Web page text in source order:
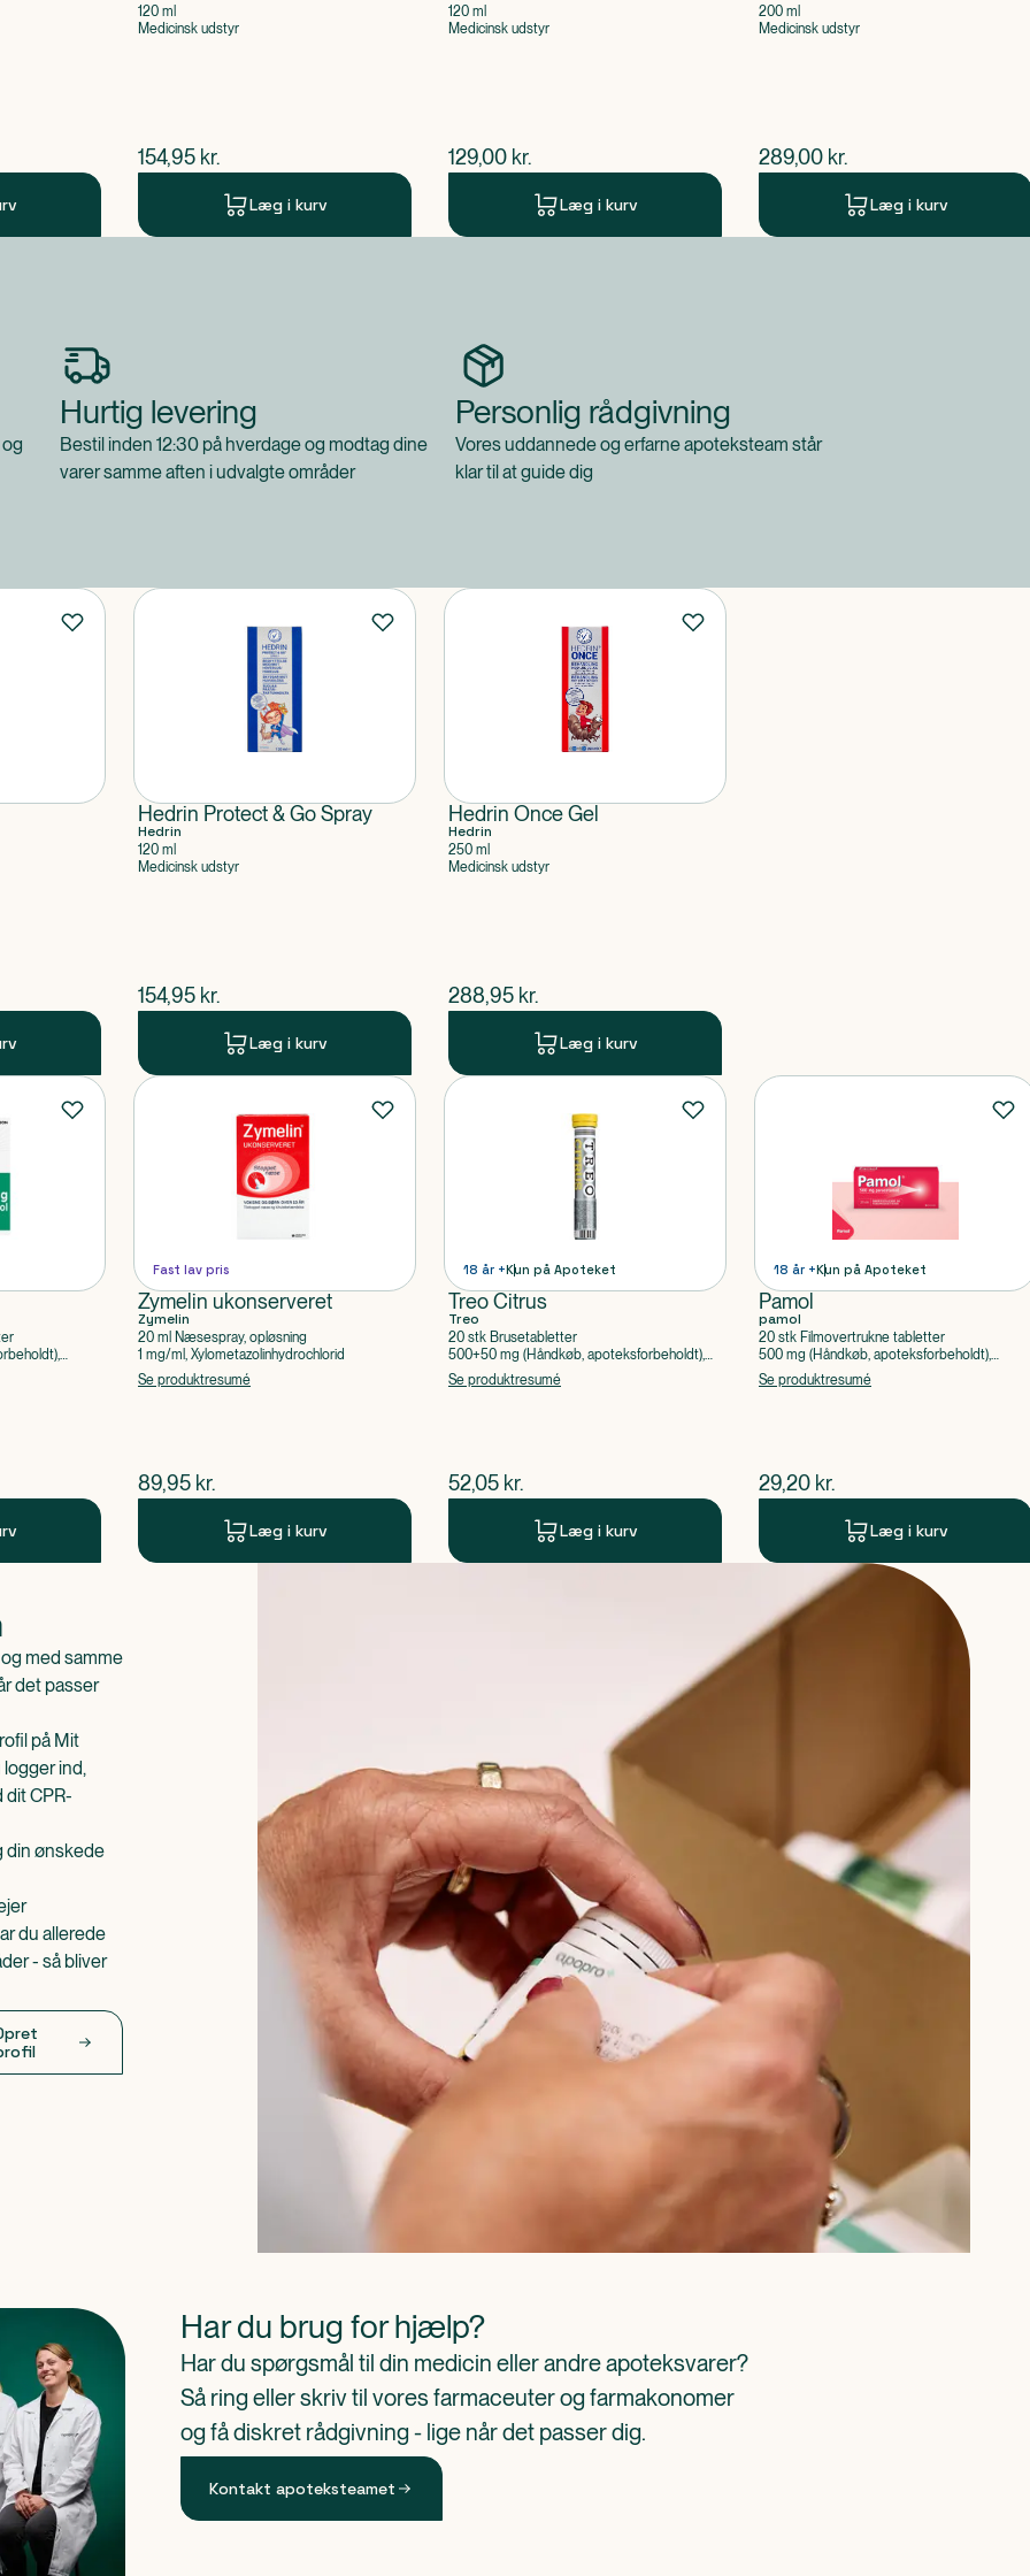
120 ml
Medicinsk udstyr
$nuværende pris
154,95 kr.
Læg i kurv
120 ml
Medicinsk udstyr
$nuværende pris
129,00 kr.
Læg i kurv
200 ml
Medicinsk udstyr
$nuværende pris
289,00 kr.
Læg i kurv
Hurtig levering
Bestil inden 12:30 på hverdage og modtag dine
varer samme aften i udvalgte områder
Personlig rådgivning
Vores uddannede og erfarne apoteksteam står
klar til at guide dig
Hedrin Protect & Go Spray
Hedrin
120 ml
Medicinsk udstyr
$nuværende pris
154,95 kr.
Læg i kurv
Hedrin Once Gel
Hedrin
250 ml
Medicinsk udstyr
$nuværende pris
288,95 kr.
Læg i kurv
Fast lav pris
Zymelin ukonserveret
Zymelin
20 ml Næsespray, opløsning
1 mg/ml, Xylometazolinhydrochlorid
Se produktresumé
$nuværende pris
89,95 kr.
Læg i kurv
18 år +Kun på Apoteket
Treo Citrus
Treo
20 stk Brusetabletter
500+50 mg (Håndkøb, apoteksforbeholdt),
Acetylsalicylsyre, Caffein
Se produktresumé
$nuværende pris
52,05 kr.
Læg i kurv
18 år +Kun på Apoteket
Pamol
pamol
20 stk Filmovertrukne tabletter
500 mg (Håndkøb, apoteksforbeholdt),
Paracetamol
Se produktresumé
$nuværende pris
29,20 kr.
Læg i kurv
med samme
det passer
på Mit
ind,
dit CPR-
din ønskede
du allerede
- så bliver
Har du brug for hjælp?
Har du spørgsmål til din medicin eller andre apoteksvarer?
Så ring eller skriv til vores farmaceuter og farmakonomer
og få diskret rådgivning - lige når det passer dig.
Kontakt apoteksteamet